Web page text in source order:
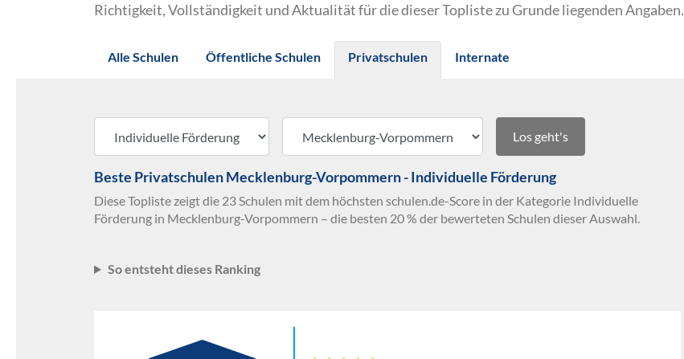
Richtigkeit, Vollständigkeit und Aktualität für die dieser Topliste zu Grunde liegenden Angaben.
Alle Schulen Öffentliche Schulen Privatschulen Internate
Los geht's
Beste Privatschulen Mecklenburg-Vorpommern - Individuelle Förderung
Diese Topliste zeigt die 23 Schulen mit dem höchsten schulen.de-Score in der Kategorie Individuelle
Förderung in Mecklenburg-Vorpommern – die besten 20 % der bewerteten Schulen dieser Auswahl.
So entsteht dieses Ranking